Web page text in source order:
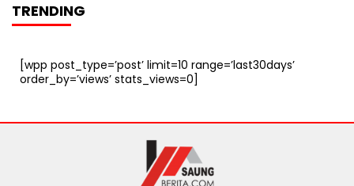
TRENDING
[wpp post_type=’post’ limit=10 range=’last30days’
order_by=’views’ stats_views=0]